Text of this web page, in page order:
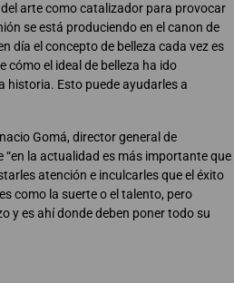
arte como catalizador para provocar
se está produciendo en el canon de
día el concepto de belleza cada vez es
cómo el ideal de belleza ha ido
historia. Esto puede ayudarles a
Gomá, director general de
la actualidad es más importante que
atención e inculcarles que el éxito
como la suerte o el talento, pero
y es ahí donde deben poner todo su